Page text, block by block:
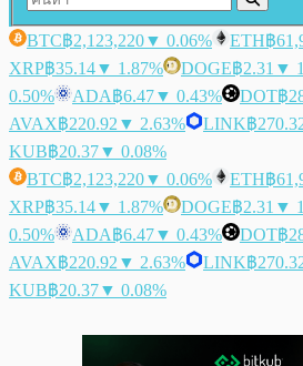
BTC฿2,123,220▼ 0.06% ETH฿
XRP฿35.14▼ 1.87% DOGE฿2.31 ▼
0.50%
ADA฿6.47▼ 0.43% DOT฿
AVAX฿220.92 ▼ 2.63% LINK฿
KUB฿20.37▼ 0.08%
BTC฿2,123,220▼ 0.06% ETH฿
XRP฿35.14▼ 1.87% DOGE฿2.31 ▼
0.50%
ADA฿6.47▼ 0.43% DOT฿
AVAX฿220.92 ▼ 2.63% LINK฿
KUB฿20.37▼ 0.08%